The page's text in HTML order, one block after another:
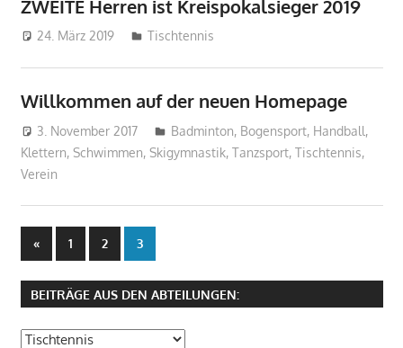
ZWEITE Herren ist Kreispokalsieger 2019
24. März 2019 Michael Wieden
Tischtennis
Willkommen auf der neuen Homepage
3. November 2017 Sebastian Wiedling
Badminton, Bogensport, Handball,
Klettern, Schwimmen, Skigymnastik, Tanzsport, Tischtennis,
Verein
Seitennummerierung
der
Beiträge
«Vorherige
Beiträge
1 2 3
BEITRÄGE AUS DEN ABTEILUNGEN:
Beiträge